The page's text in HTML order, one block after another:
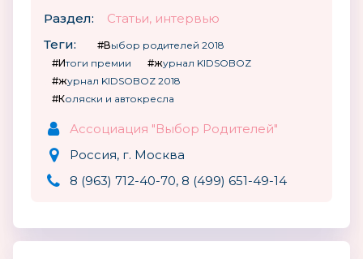
Раздел:
Статьи, интервью
Теги:
#Выбор родителей 2018
#Итоги премии
#журнал KIDSOBOZ
#журнал KIDSOBOZ 2018
#Коляски и автокресла
Ассоциация "Выбор Родителей"
Россия, г. Москва
8 (963) 712-40-70, 8 (499) 651-49-14